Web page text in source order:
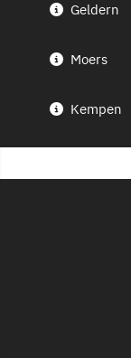
Geldern
Moers
Kempen